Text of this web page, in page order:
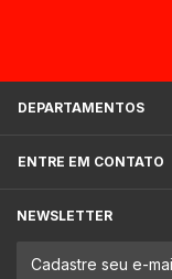
DEPARTAMENTOS
ENTRE EM CONTATO
NEWSLETTER